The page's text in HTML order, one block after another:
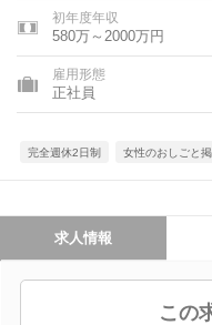
初年度年収
580万～2000万円
雇用形態
正社員
完全週休2日制 女性のおしごと
求人情報
この